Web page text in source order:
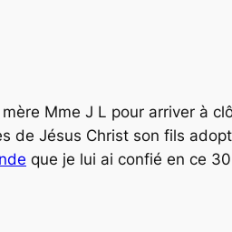
Mme J L pour arriver à
de Jésus Christ son fils
que je lui ai confié en ce